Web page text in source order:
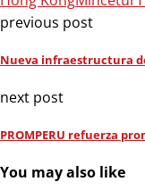
previous post
Nueva infraestructura
next post
PROMPERU refuerza
You may also like